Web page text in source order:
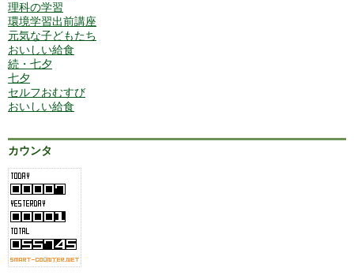
理科の学習
環境学習出前講座
元気な子どもたち
おいしい給食
続・七夕
七夕
セルフおむすび
おいしい給食
カウンタ